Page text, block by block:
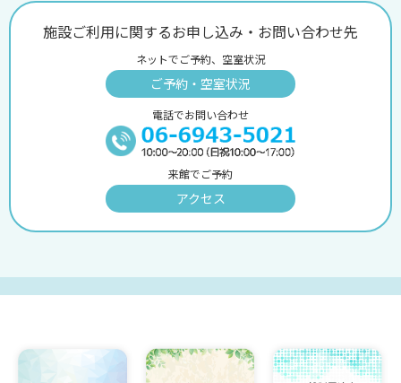
施設ご利用に関するお申し込み・お問い合わせ先
ネットでご予約、空室状況
ご予約・空室状況
電話でお問い合わせ
来館でご予約
アクセス